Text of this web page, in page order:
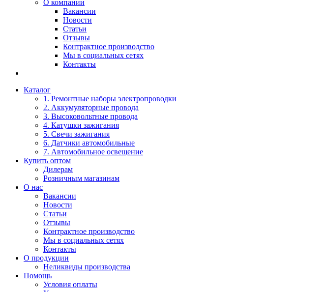
О компании
Вакансии
Новости
Статьи
Отзывы
Контрактное производство
Мы в социальных сетях
Контакты
Каталог
1. Ремонтные наборы электропроводки
2. Аккумуляторные провода
3. Высоковольтные провода
4. Катушки зажигания
5. Свечи зажигания
6. Датчики автомобильные
7. Автомобильное освещение
Купить оптом
Дилерам
Розничным магазинам
О нас
Вакансии
Новости
Статьи
Отзывы
Контрактное производство
Мы в социальных сетях
Контакты
О продукции
Неликвиды производства
Помощь
Условия оплаты